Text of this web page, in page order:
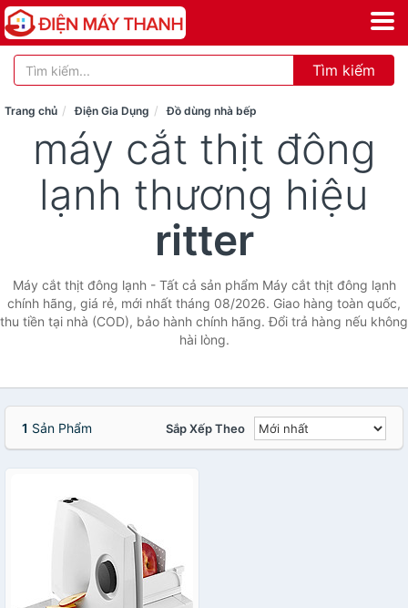
Tìm kiếm
Trang chủ Điện Gia Dụng Đồ dùng nhà bếp
máy cắt thịt đông
lạnh thương hiệu
ritter
Máy cắt thịt đông lạnh - Tất cả sản phẩm Máy cắt thịt đông lạnh
chính hãng, giá rẻ, mới nhất tháng 08/2026. Giao hàng toàn quốc,
thu tiền tại nhà (COD), bảo hành chính hãng. Đổi trả hàng nếu không
hài lòng.
1 Sản Phẩm Sắp Xếp Theo